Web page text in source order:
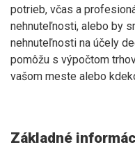
potrieb, včas a
nehnuteľnosti, alebo by
nehnuteľnosti na účely
pomôžu s výpočtom
vašom meste alebo
Základné